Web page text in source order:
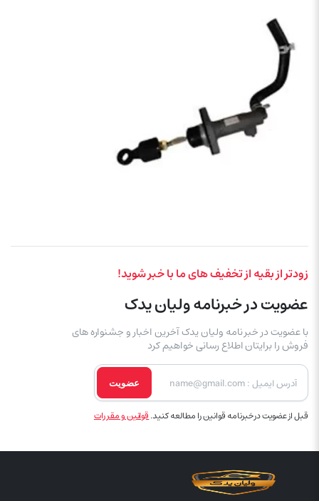
زودتر از بقیه از تخفیف های ما با خبر شوید!
عضویت در خبرنامه ولیان یدک
با عضویت در خبر نامه ولیان یدک آخرین اخبار و جشنواره های
فروش را برایتان اطلاع رسانی خواهیم کرد
عضویت
قبل از عضویت در خبرنامه قوانین را مطالعه کنید.قوانین و مقررات